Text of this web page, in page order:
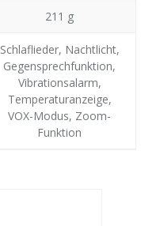
211 g
Schlaflieder, Nachtlicht,
Gegensprechfunktion,
Vibrationsalarm,
Temperaturanzeige,
VOX-Modus, Zoom-
Funktion